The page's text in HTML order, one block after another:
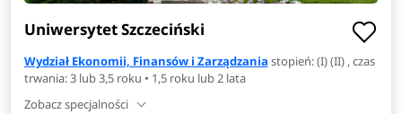
Uniwersytet Szczeciński
Wydział Ekonomii, Finansów i Zarządzania stopień: (I) (II) , czas
trwania: 3 lub 3,5 roku • 1,5 roku lub 2 lata
Zobacz specjalności